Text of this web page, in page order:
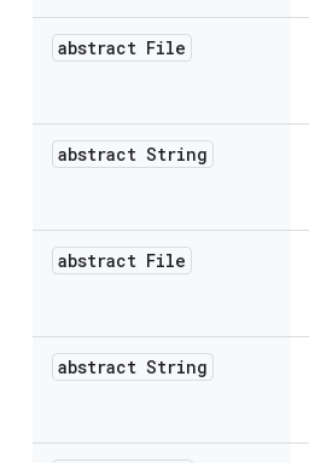
abstract File
abstract String
abstract File
abstract String